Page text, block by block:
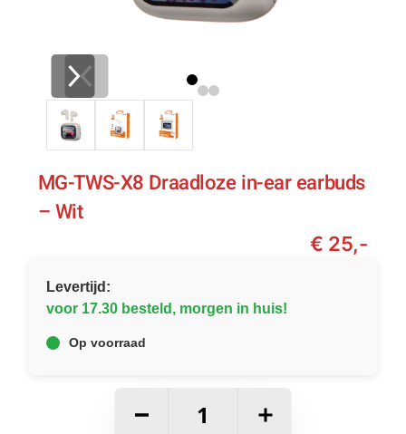
MG-TWS-X8 Draadloze in-ear earbuds
– Wit
€ 25,-
Levertijd:
voor 17.30 besteld, morgen in huis!
Op voorraad
+